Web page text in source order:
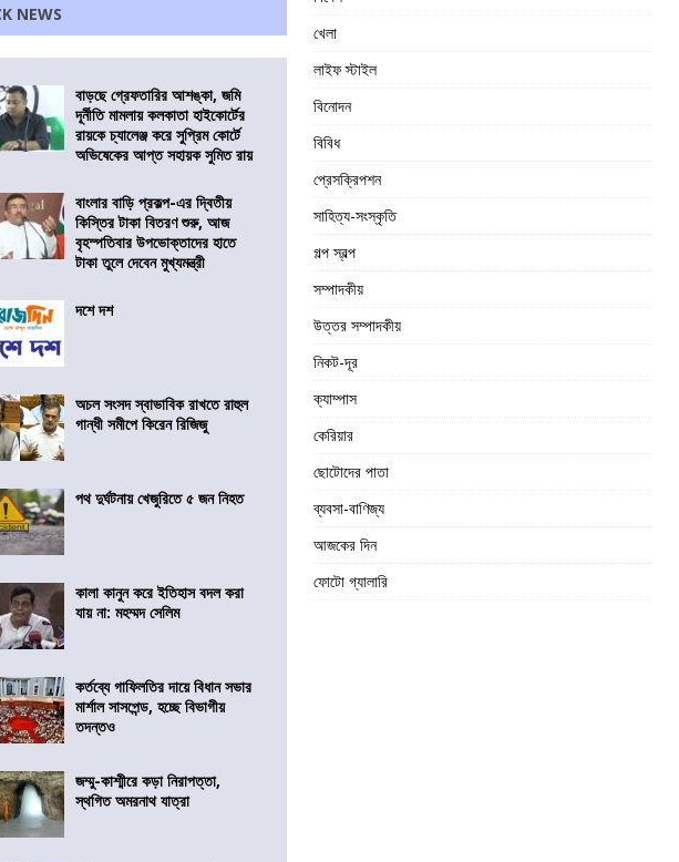
NEWS
বাড়ছে গ্রেফতারির আশঙ্কা, জমি
দূর্নীতি মামলায় কলকাতা হাইকোর্টের
রায়কে চ্যালেঞ্জ করে সুপ্রিম কোর্টে
অভিষেকের আপ্ত সহায়ক সুমিত রায়
বাংলার বাড়ি প্রকল্প-এর দ্বিতীয়
কিস্তির টাকা বিতরণ শুরু, আজ
বৃহস্পতিবার উপভোক্তাদের হাতে
টাকা তুলে দেবেন মুখ্যমন্ত্রী
দশে দশ
অচল সংসদ স্বাভাবিক রাখতে রাহুল
গান্ধী সমীপে কিরেন রিজিজু
পথ দুর্ঘটনায় খেজুরিতে ৫ জন নিহত
কালা কানুন করে ইতিহাস বদল করা
যায় না: মহম্মদ সেলিম
কর্তব্যে গাফিলতির দায়ে বিধান সভার
মার্শাল সাসপেন্ড, হচ্ছে বিভাগীয়
তদন্তও
জম্মু-কাশ্মীরে কড়া নিরাপত্তা,
স্থগিত অমরনাথ যাত্রা
খেলা
লাইফ স্টাইল
বিনোদন
বিবিধ
প্রেসক্রিপশন
সাহিত্য-সংস্কৃতি
গল্প স্বল্প
সম্পাদকীয়
উত্তর সম্পাদকীয়
নিকট-দূর
ক্যাম্পাস
কেরিয়ার
ছোটোদের পাতা
ব্যবসা-বাণিজ্য
আজকের দিন
ফোটো গ্যালারি